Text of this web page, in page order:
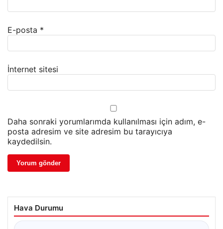
E-posta *
İnternet sitesi
Daha sonraki yorumlarımda kullanılması için adım, e-
posta adresim ve site adresim bu tarayıcıya
kaydedilsin.
Hava Durumu